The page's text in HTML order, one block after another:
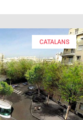
CATALANS